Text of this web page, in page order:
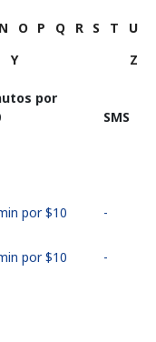
N O P Q R S T
U
Y Z
por
SMS
por ⁦$10⁩ -
por ⁦$10⁩ -